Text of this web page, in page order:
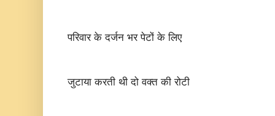
परिवार के दर्जन भर पेटों के लिए
जुटाया करती थी दो वक्त की रोटी